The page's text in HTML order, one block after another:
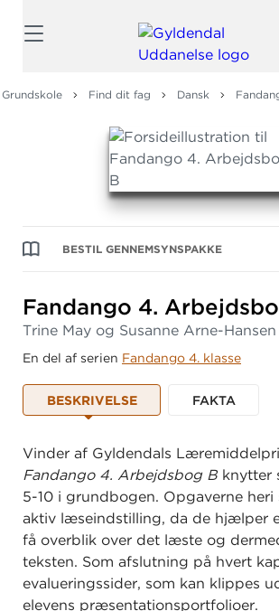
Grundskole Find dit fag Dansk
BESTIL GENNEMSYNSPAKKE
Fandango 4.
Trine May og Susanne Arne-Hansen
En del af serien Fandango 4. klasse
BESKRIVELSE FAKTA
Vinder af Gyldendals
Fandango 4. Arbejdsbog B knytter
5-10 i grundbogen. Opgaverne heri
aktiv læseindstilling, da de hjælper
få overblik over det læste og
teksten. Som afslutning på hvert
evalueringssider, som kan klippes
elevens præsentationsportfolioer.